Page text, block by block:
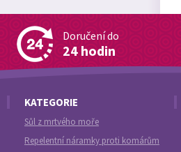
Doručení do
24 hodin
KATEGORIE
Sůl z mrtvého moře
Repelentní náramky proti komárům